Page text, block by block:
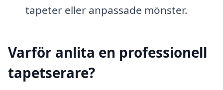
tapeter eller anpassade mönster.
Varför anlita en professionell
tapetserare?